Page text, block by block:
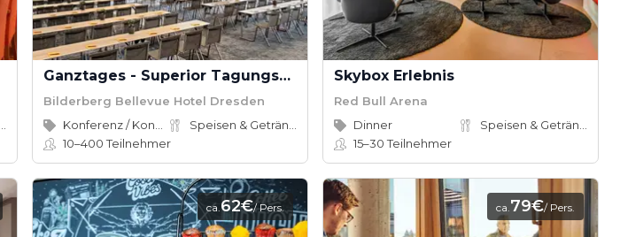
Ganztages - Superior Tagungspauschale Bilderberg Bellevue Hotel
Bilderberg Bellevue Hotel Dresden
10–400Teilnehmer
Skybox Erlebnis
Red Bull Arena
Dinner
15–30Teilnehmer
ca.62€/ Pers. ca.79€/ Pers.